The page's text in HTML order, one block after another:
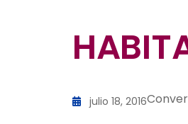
julio 18, 2016